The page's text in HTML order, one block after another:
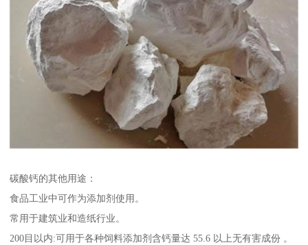
碳酸钙的其他用途：
食品工业中可作为添加剂使用。
常用于建筑业和造纸行业。
200目以内:可用于各种饲料添加剂含钙量达 55.6 以上无有害成份 。